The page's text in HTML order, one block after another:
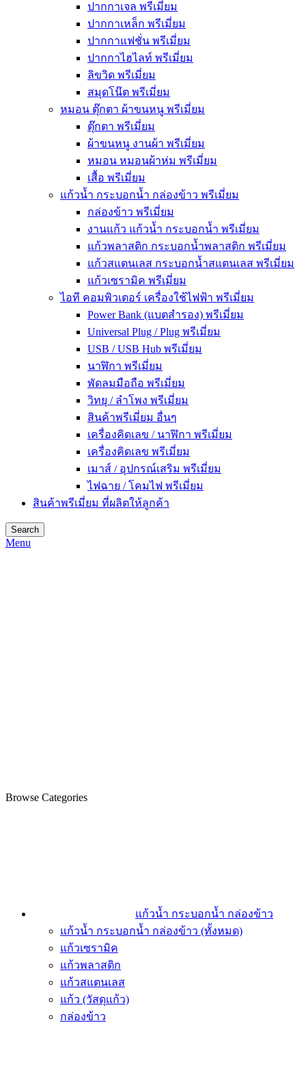
ปากกาเจล พรีเมี่ยม
ปากกาเหล็ก พรีเมี่ยม
ปากกาแฟชั่น พรีเมี่ยม
ปากกาไฮไลท์ พรีเมี่ยม
ลิขวิด พรีเมี่ยม
สมุดโน๊ต พรีเมี่ยม
หมอน ตุ๊กตา ผ้าขนหนู พรีเมี่ยม
ตุ๊กตา พรีเมี่ยม
ผ้าขนหนู งานผ้า พรีเมี่ยม
หมอน หมอนผ้าห่ม พรีเมี่ยม
เสื้อ พรีเมี่ยม
แก้วน้ำ กระบอกน้ำ กล่องข้าว พรีเมี่ยม
กล่องข้าว พรีเมี่ยม
งานแก้ว แก้วน้ำ กระบอกน้ำ พรีเมี่ยม
แก้วพลาสติก กระบอกน้ำพลาสติก พรีเมี่ยม
แก้วสแตนเลส กระบอกน้ำสแตนเลส พรีเมี่ยม
แก้วเซรามิค พรีเมี่ยม
ไอที คอมพิวเตอร์ เครื่องใช้ไฟฟ้า พรีเมี่ยม
Power Bank (แบตสำรอง) พรีเมี่ยม
Universal Plug / Plug พรีเมี่ยม
USB / USB Hub พรีเมี่ยม
นาฬิกา พรีเมี่ยม
พัดลมมือถือ พรีเมี่ยม
วิทยุ / ลำโพง พรีเมี่ยม
สินค้าพรีเมี่ยม อื่นๆ
เครื่องคิดเลข / นาฬิกา พรีเมี่ยม
เครื่องคิดเลข พรีเมี่ยม
เมาส์ / อุปกรณ์เสริม พรีเมี่ยม
ไฟฉาย / โคมไฟ พรีเมี่ยม
สินค้าพรีเมี่ยม ที่ผลิตให้ลูกค้า
Search
Menu
Browse Categories
แก้วน้ำ กระบอกน้ำ กล่องข้าว
แก้วน้ำ กระบอกน้ำ กล่องข้าว (ทั้งหมด)
แก้วเซรามิค
แก้วพลาสติก
แก้วสแตนเลส
แก้ว (วัสดุแก้ว)
กล่องข้าว